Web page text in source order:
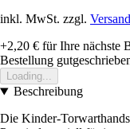
inkl. MwSt. zzgl.
+2,20 € für Ihre nächste
Bestellung
Loading...
Beschreibung
Die Kinder-